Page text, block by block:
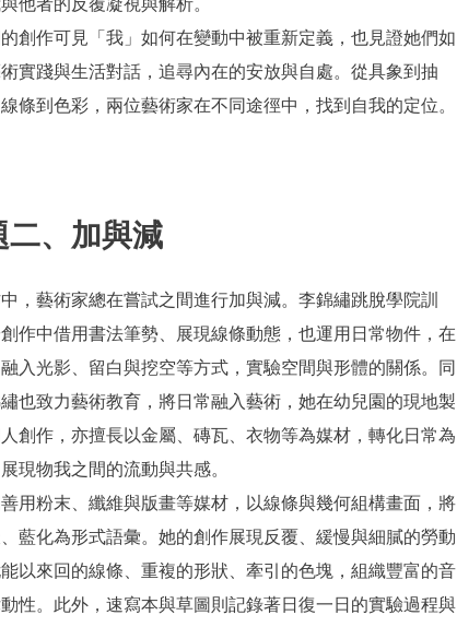
他者的反覆凝視與解析。
創作可見「我」如何在變動中被重新定義，也見證她們如
實踐與生活對話，追尋內在的安放與自處。從具象到抽
條到色彩，兩位藝術家在不同途徑中，找到自我的定位。
二、加與減
，藝術家總在嘗試之間進行加與減。李錦繡跳脫學院訓
作中借用書法筆勢、展現線條動態，也運用日常物件，在
入光影、留白與挖空等方式，實驗空間與形體的關係。同
也致力藝術教育，將日常融入藝術，她在幼兒園的現地製
創作，亦擅長以金屬、磚瓦、衣物等為媒材，轉化日常為
現物我之間的流動與共感。
用粉末、纖維與版畫等媒材，以線條與幾何組構畫面，將
藍化為形式語彙。她的創作展現反覆、緩慢與細膩的勞動
以來回的線條、重複的形狀、牽引的色塊，組織豐富的音
性。此外，速寫本與草圖則記錄著日復一日的實驗過程與